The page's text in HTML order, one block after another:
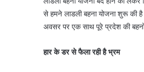
से हमने लाडली बहना योजना शुरू की है
अवसर पर एक साथ पूरे प्रदेश की बहनों
हार के डर से फैला रही है भ्रम